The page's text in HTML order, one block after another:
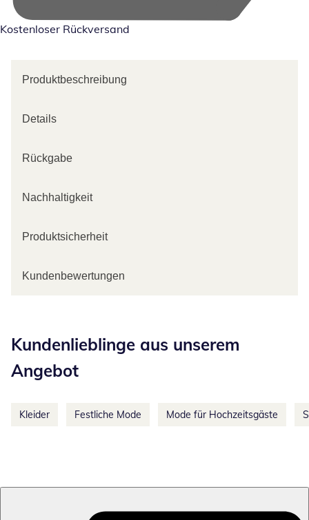
Kostenloser Rückversand
Produktbeschreibung
Details
Rückgabe
Nachhaltigkeit
Produktsicherheit
Kundenbewertungen
Kundenlieblinge aus unserem
Angebot
Kleider Festliche Mode Mode für Hochzeitsgäste